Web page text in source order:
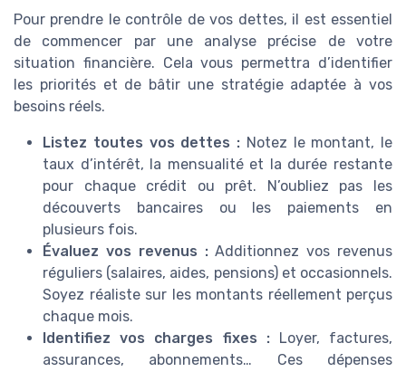
Pour prendre le contrôle de vos dettes, il est essentiel
de commencer par une analyse précise de votre
situation financière. Cela vous permettra d’identifier
les priorités et de bâtir une stratégie adaptée à vos
besoins réels.
Listez toutes vos dettes : Notez le montant, le
taux d’intérêt, la mensualité et la durée restante
pour chaque crédit ou prêt. N’oubliez pas les
découverts bancaires ou les paiements en
plusieurs fois.
Évaluez vos revenus :Additionnez vos revenus
réguliers (salaires, aides, pensions) et occasionnels.
Soyez réaliste sur les montants réellement perçus
chaque mois.
Identifiez vos charges fixes :Loyer, factures,
assurances, abonnements… Ces dépenses